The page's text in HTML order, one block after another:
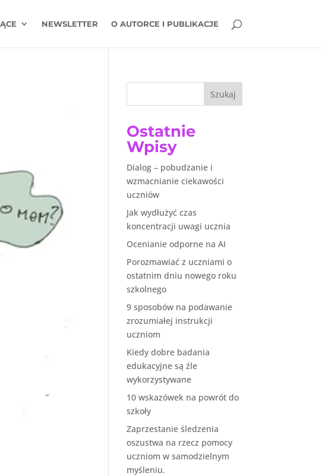
NEWSLETTER O AUTORCE I PUBLIKACJE
Szukaj
Ostatnie
Wpisy
Dialog – pobudzanie i
wzmacnianie ciekawości
uczniów
Jak wydłużyć czas
koncentracji uwagi ucznia
Ocenianie odporne na AI
Porozmawiać z uczniami o
ostatnim dniu nowego roku
szkolnego
9 sposobów na podawanie
zrozumiałej instrukcji
uczniom
Kiedy dobre badania
edukacyjne są źle
wykorzystywane
10 wskazówek na powrót do
szkoły
Zaprzestanie śledzenia
oszustwa na rzecz pomocy
uczniom w samodzielnym
myśleniu.